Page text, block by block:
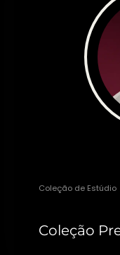
Coleção de Estúdio
Coleção